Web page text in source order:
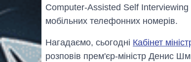
Computer-Assisted Self Interviewing
мобільних телефонних номерів.
Нагадаємо, сьогодні Кабінет
розповів прем'єр-міністр Денис